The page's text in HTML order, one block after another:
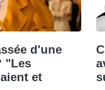
d'une
"Les
et